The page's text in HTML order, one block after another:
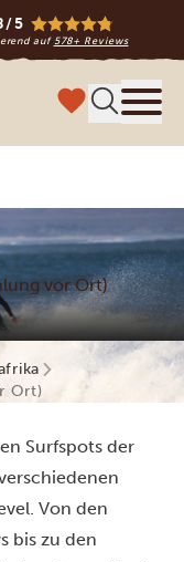
5
auf578+ Reviews
vor Ort)
Ort)
Surfspots der
Von den
bis zu den